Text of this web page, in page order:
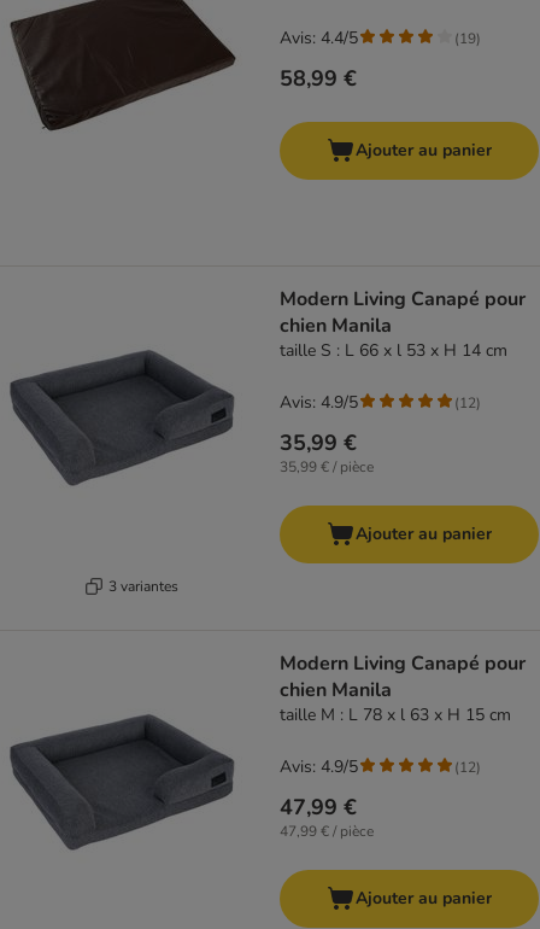
58,99 €
Avis: 4.4/5 (19)
Ajouter au panier
3 variantes
Modern Living Canapé pour
chien Manila
taille S : L 66 x l 53 x H 14 cm
35,99 €
35,99 € / pièce
Avis: 4.9/5 (12)
Ajouter au panier
Modern Living Canapé pour
chien Manila
taille M : L 78 x l 63 x H 15 cm
47,99 €
47,99 € / pièce
Avis: 4.9/5 (12)
Ajouter au panier